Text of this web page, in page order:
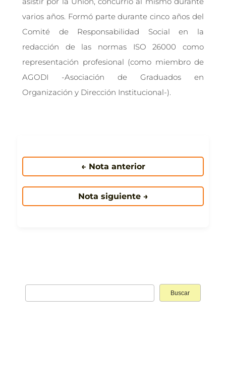
varios años. Formó parte durante cinco años del
Comité de Responsabilidad Social en la
redacción de las normas ISO 26000 como
representación profesional (como miembro de
AGODI -Asociación de Graduados en
Organización y Dirección Institucional-).
← Nota anterior
Nota siguiente →